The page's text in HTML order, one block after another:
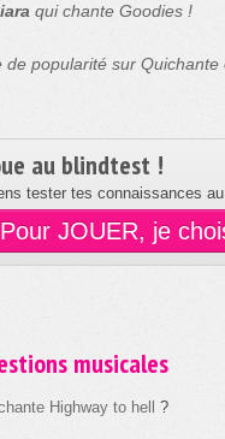
qui chante Goodies !
de popularité sur Quichante
au blindtest !
tester tes connaissances
Pour JOUER, je
musicales
Highway to hell ?